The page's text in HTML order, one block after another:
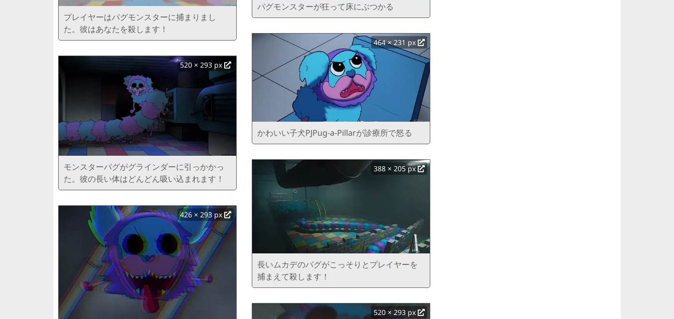
プレイヤーはパグモンスターに捕まりまし
た。彼はあなたを殺します！
520 × 293 px
モンスターパグがグラインダーに引っかかっ
た。彼の長い体はどんどん吸い込まれます！
426 × 293 px
パグモンスターが狂って床にぶつかる
464 × 231 px
かわいい子犬PJPug-a-Pillarが診療所で怒る
388 × 205 px
長いムカデのパグがこっそりとプレイヤーを
捕まえて殺します！
520 × 293 px